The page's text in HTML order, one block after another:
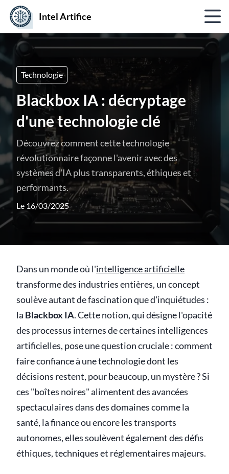
Intel Artifice
Technologie
Blackbox IA : décryptage
d'une technologie clé
Découvrez comment cette technologie
révolutionnaire façonne l'avenir avec des
systèmes d'IA plus transparents, éthiques et
performants.
Le 16/03/2025
Dans un monde où l'intelligence artificielle
transforme des industries entières, un concept
soulève autant de fascination que d'inquiétudes :
la Blackbox IA. Cette notion, qui désigne l'opacité
des processus internes de certaines intelligences
artificielles, pose une question cruciale : comment
faire confiance à une technologie dont les
décisions restent, pour beaucoup, un mystère ? Si
ces "boîtes noires" alimentent des avancées
spectaculaires dans des domaines comme la
santé, la finance ou encore les transports
autonomes, elles soulèvent également des défis
éthiques, techniques et réglementaires majeurs.